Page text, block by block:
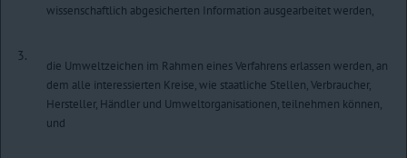
wissenschaftlich abgesicherten Information ausgearbeitet werden,
3.
die Umweltzeichen im Rahmen eines Verfahrens erlassen werden, an
dem alle interessierten Kreise, wie staatliche Stellen, Verbraucher,
Hersteller, Händler und Umweltorganisationen, teilnehmen können,
und